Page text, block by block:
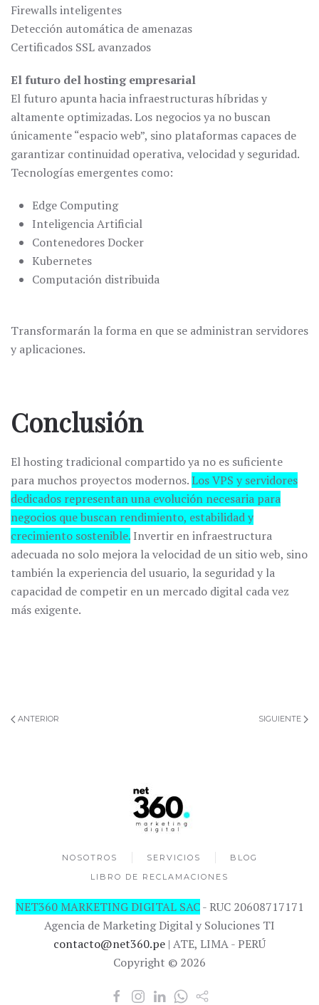
Firewalls inteligentes
Detección automática de amenazas
Certificados SSL avanzados
El futuro del hosting empresarial
El futuro apunta hacia infraestructuras híbridas y
altamente optimizadas. Los negocios ya no buscan
únicamente “espacio web”, sino plataformas capaces de
garantizar continuidad operativa, velocidad y seguridad.
Tecnologías emergentes como:
Edge Computing
Inteligencia Artificial
Contenedores Docker
Kubernetes
Computación distribuida
Transformarán la forma en que se administran servidores
y aplicaciones.
Conclusión
El hosting tradicional compartido ya no es suficiente
para muchos proyectos modernos.Los VPS y servidores
dedicados representan una evolución necesaria para
negocios que buscan rendimiento, estabilidad y
crecimiento sostenible. Invertir en infraestructura
adecuada no solo mejora la velocidad de un sitio web, sino
también la experiencia del usuario, la seguridad y la
capacidad de competir en un mercado digital cada vez
más exigente.
ANTERIOR SIGUIENTE
NOSOTROS SERVICIOS
BLOG
LIBRO DE RECLAMACIONES
NET360 MARKETING DIGITAL SAC- RUC 20608717171
Agencia de Marketing Digital y Soluciones TI
contacto@net360.pe | ATE, LIMA - PERÚ
Copyright © 2026